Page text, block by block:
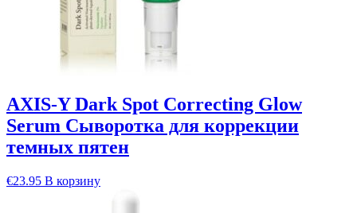
AXIS-Y Dark Spot Correcting Glow
Serum Сыворотка для коррекции
темных пятен
€23.95 В корзину